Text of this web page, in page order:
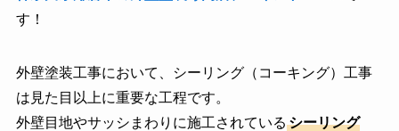
す！
外壁塗装工事において、シーリング（コーキング）工事
は見た目以上に重要な工程です。
外壁目地やサッシまわりに施工されている シーリング